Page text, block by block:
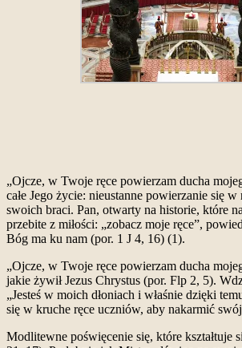
„Ojcze, w Twoje ręce powierzam ducha
całe Jego życie: nieustanne powierzanie się
swoich braci. Pan, otwarty na historie, które
przebite z miłości: „zobacz moje ręce”,
Bóg ma ku nam (por. 1 J 4, 16) (1).
„Ojcze, w Twoje ręce powierzam ducha
jakie żywił Jezus Chrystus (por. Flp 2, 5).
„Jesteś w moich dłoniach i właśnie dzięki
się w kruche ręce uczniów, aby nakarmić
Modlitewne poświęcenie się, które kształtuje